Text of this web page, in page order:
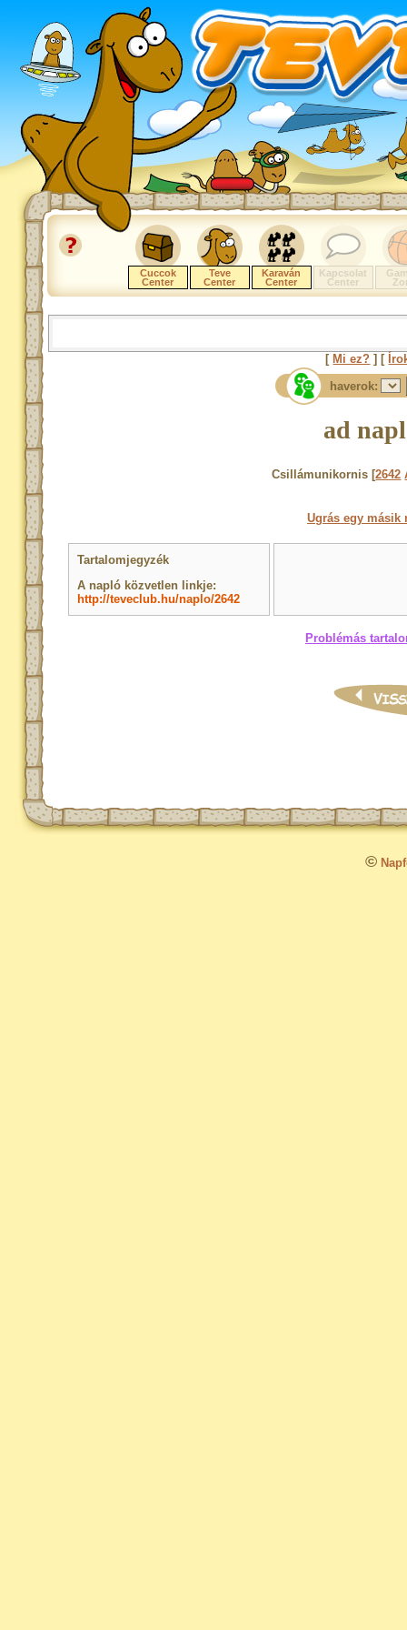
Cuccok
Center
Teve
Center
Karaván
Center
Kapcsolat
Center
[ Mi ez? ] [
haverok:
ad
Csillámunikornis [2642
Ugrás egy másik
Tartalomjegyzék
A napló közvetlen linkje:
http://teveclub.hu/naplo/2642
Problémás
©